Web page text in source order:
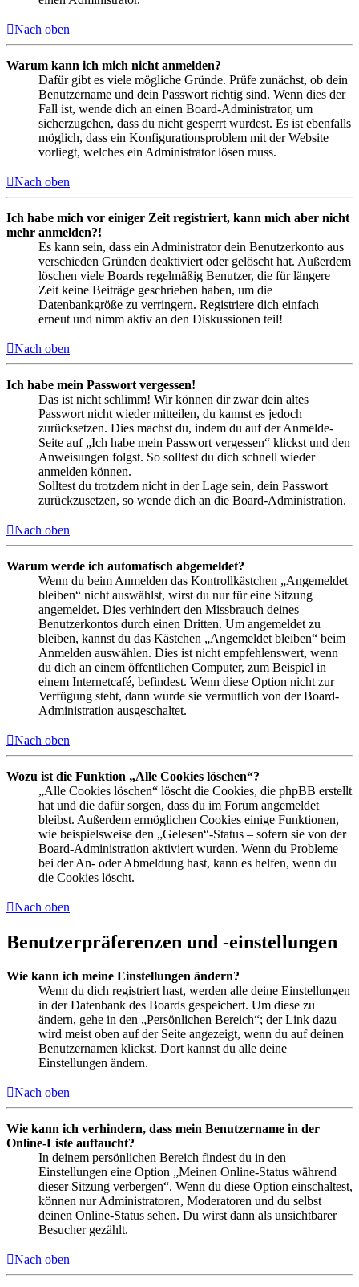
Nach oben
Warum kann ich mich nicht anmelden?
Dafür gibt es viele mögliche Gründe. Prüfe zunächst, ob dein
Benutzername und dein Passwort richtig sind. Wenn dies der
Fall ist, wende dich an einen Board-Administrator, um
sicherzugehen, dass du nicht gesperrt wurdest. Es ist ebenfalls
möglich, dass ein Konfigurationsproblem mit der Website
vorliegt, welches ein Administrator lösen muss.
Nach oben
Ich habe mich vor einiger Zeit registriert, kann mich aber nicht
mehr anmelden?!
Es kann sein, dass ein Administrator dein Benutzerkonto aus
verschieden Gründen deaktiviert oder gelöscht hat. Außerdem
löschen viele Boards regelmäßig Benutzer, die für längere
Zeit keine Beiträge geschrieben haben, um die
Datenbankgröße zu verringern. Registriere dich einfach
erneut und nimm aktiv an den Diskussionen teil!
Nach oben
Ich habe mein Passwort vergessen!
Das ist nicht schlimm! Wir können dir zwar dein altes
Passwort nicht wieder mitteilen, du kannst es jedoch
zurücksetzen. Dies machst du, indem du auf der Anmelde-
Seite auf „Ich habe mein Passwort vergessen“ klickst und den
Anweisungen folgst. So solltest du dich schnell wieder
anmelden können.
Solltest du trotzdem nicht in der Lage sein, dein Passwort
zurückzusetzen, so wende dich an die Board-Administration.
Nach oben
Warum werde ich automatisch abgemeldet?
Wenn du beim Anmelden das Kontrollkästchen „Angemeldet
bleiben“ nicht auswählst, wirst du nur für eine Sitzung
angemeldet. Dies verhindert den Missbrauch deines
Benutzerkontos durch einen Dritten. Um angemeldet zu
bleiben, kannst du das Kästchen „Angemeldet bleiben“ beim
Anmelden auswählen. Dies ist nicht empfehlenswert, wenn
du dich an einem öffentlichen Computer, zum Beispiel in
einem Internetcafé, befindest. Wenn diese Option nicht zur
Verfügung steht, dann wurde sie vermutlich von der Board-
Administration ausgeschaltet.
Nach oben
Wozu ist die Funktion „Alle Cookies löschen“?
„Alle Cookies löschen“ löscht die Cookies, die phpBB erstellt
hat und die dafür sorgen, dass du im Forum angemeldet
bleibst. Außerdem ermöglichen Cookies einige Funktionen,
wie beispielsweise den „Gelesen“-Status – sofern sie von der
Board-Administration aktiviert wurden. Wenn du Probleme
bei der An- oder Abmeldung hast, kann es helfen, wenn du
die Cookies löscht.
Nach oben
Benutzerpräferenzen und -einstellungen
Wie kann ich meine Einstellungen ändern?
Wenn du dich registriert hast, werden alle deine Einstellungen
in der Datenbank des Boards gespeichert. Um diese zu
ändern, gehe in den „Persönlichen Bereich“; der Link dazu
wird meist oben auf der Seite angezeigt, wenn du auf deinen
Benutzernamen klickst. Dort kannst du alle deine
Einstellungen ändern.
Nach oben
Wie kann ich verhindern, dass mein Benutzername in der
Online-Liste auftaucht?
In deinem persönlichen Bereich findest du in den
Einstellungen eine Option „Meinen Online-Status während
dieser Sitzung verbergen“. Wenn du diese Option einschaltest,
können nur Administratoren, Moderatoren und du selbst
deinen Online-Status sehen. Du wirst dann als unsichtbarer
Besucher gezählt.
Nach oben